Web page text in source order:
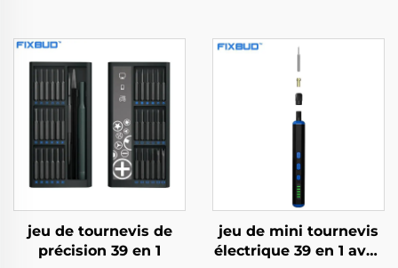
jeu de tournevis de
précision 39 en 1
jeu de mini tournevis
électrique 39 en 1 avec